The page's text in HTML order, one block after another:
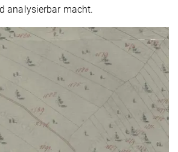
analysierbar macht.